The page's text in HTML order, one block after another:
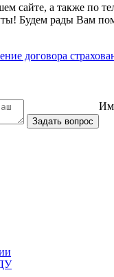
сайте, а также по
Будем рады Вам
договора